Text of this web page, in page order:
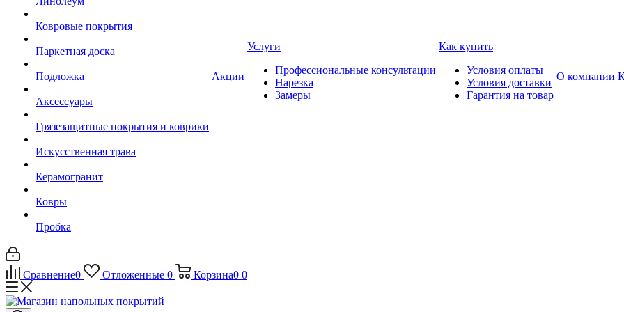
Ковровые покрытия
Паркетная доска
Подложка
Аксессуары
Грязезащитные покрытия и коврики
Искусственная трава
Керамогранит
Ковры
Пробка
Акции
Услуги
Профессиональные консультации
Нарезка
Замеры
Как купить
Условия оплаты
Условия доставки
Гарантия на товар
О компании
Сравнение0 Отложенные 0 Корзина0 0